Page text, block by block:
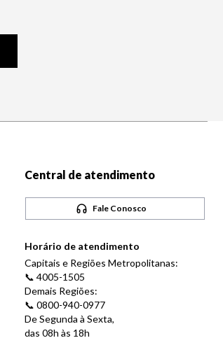
Central de atendimento
Fale Conosco
Horário de atendimento
Capitais e Regiões Metropolitanas:
📞 4005-1505
Demais Regiões:
📞 0800-940-0977
De Segunda à Sexta,
das 08h às 18h